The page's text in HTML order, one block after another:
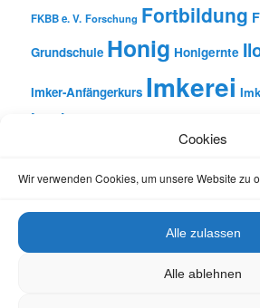
Cookies
Wir verwenden Cookies, um unsere Website zu
Alle zulassen
Alle ablehnen
FKBB e. V. Forschung Fortbildung
Grundschule Honig Honigernte
Imker-Anfängerkurs Imkerei
Insekten
Natur Oberfranken
Vortrag Wachs